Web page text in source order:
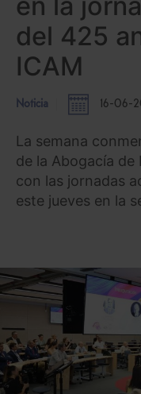
del 425
ICAM
Noticia 16-06-
La semana
de la Abogacía
con las jornadas
este jueves en la